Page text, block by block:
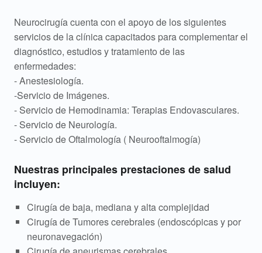
Neurocirugía cuenta con el apoyo de los siguientes
servicios de la clínica capacitados para complementar el
diagnóstico, estudios y tratamiento de las
enfermedades:
- Anestesiología.
-Servicio de Imágenes.
- Servicio de Hemodinamia: Terapias Endovasculares.
- Servicio de Neurología.
- Servicio de Oftalmología ( Neurooftalmogía)
Nuestras principales prestaciones de salud
incluyen:
Cirugía de baja, mediana y alta complejidad
Cirugía de Tumores cerebrales (endoscópicas y por
neuronavegación)